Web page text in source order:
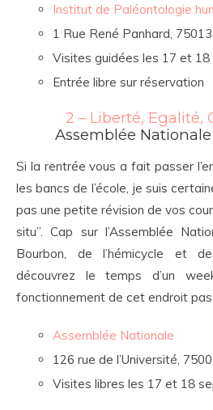
Institut de Paléontologie
1 Rue René Panhard,
Visites guidées les 17 et
Entrée libre sur réservation
2 – Liberté, Egalité,
Assemblée
Si la rentrée vous a fait passer
les bancs de l’école, je suis
pas une petite révision de vos
situ”. Cap sur l’Assemblée
Bourbon, de l’hémicycle et
découvrez le temps d’un
fonctionnement de cet endroit
Assemblée Nationale
126 rue de l’Université,
Visites libres les 17 et 18